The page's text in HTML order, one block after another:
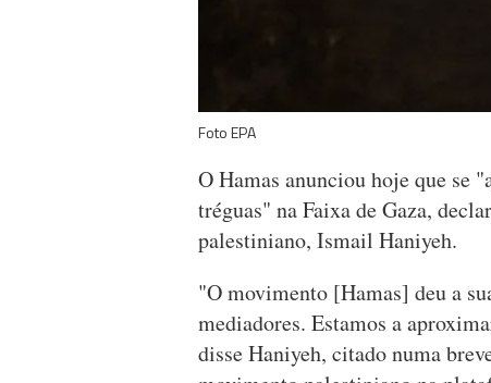
Foto EPA
O Hamas anunciou hoje que se
tréguas" na Faixa de Gaza,
palestiniano, Ismail Haniyeh.
"O movimento [Hamas] deu a
mediadores. Estamos a
disse Haniyeh, citado numa